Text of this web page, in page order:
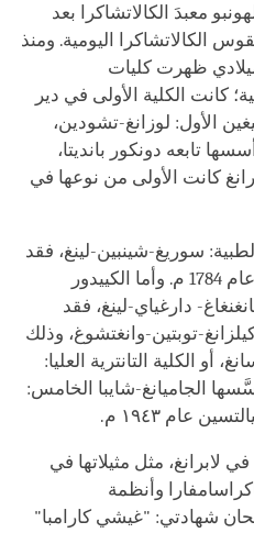
معبدَ الكالاتشاكرا بعد
الكالاتشاكرا اليومية. ومنذ
ظهرت كليات
كانت الكلية الأولى في دير
الأول: لوزانغ-تشودين،
تابعه دونكور بانديتا،
كانت الأولى من نوعها في
الطبية: سوريغ-شينبين-لينغ، فقد
أَسَّسها الجاميانغ- شايبا الثاني عام 1784 م. وأما الكييدور
دارغياي-لينغ، فقد
توبتين-وانغتشوغ، وذلك
أو الكلية التانترية العليا:
الجاميانغ-شايبا الخامس:
عام ١٩٤٣ م.
لابرانغ، مثل مثيلاتها في
وأنظمة
شهادتي: "غيشي كارامبا"